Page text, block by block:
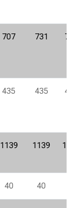
707 731 755
435 435 435
1139 1139 1187
40 40